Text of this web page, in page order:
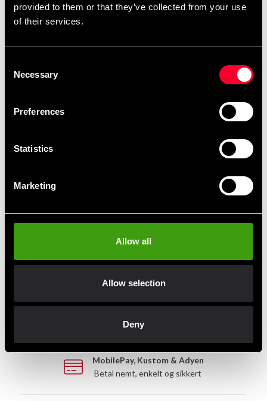
provided to them or that they’ve collected from your use
of their services.
Selection
Necessary
Preferences
Statistics
Marketing
Allow all
Allow selection
Deny
kampkonkurrenceregler
Hurtig levering til en agent nær dig
Klubrabatter
MobilePay, Kustom & Adyen
Betal nemt, enkelt og sikkert